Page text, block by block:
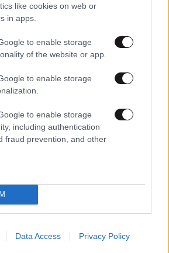
like cookies on web or
in apps.
to enable storage
of the website or app.
to enable storage
to enable storage
including authentication
fraud prevention, and other
Data Access Privacy Policy
να πίνετε πριν τον
επίπεδα σακχάρου στο αίμα